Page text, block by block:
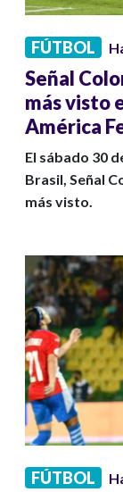
FÚTBOL
Señal
más visto
América
El sábado 30
Brasil, Señal
más visto.
FÚTBOL